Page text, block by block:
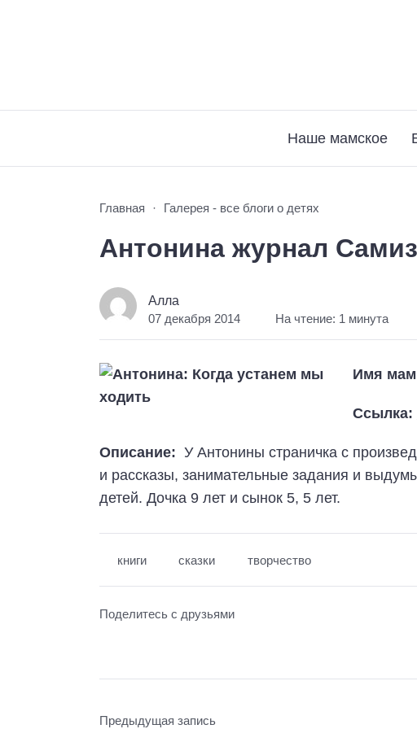
Наше мамское
Главная Галерея - все блоги о детях
Антонина журнал
Алла
07 декабря 2014 На чтение: 1 минута
Имя
Ссылка:
Описание: У Антонины страничка с
и рассказы, занимательные задания и
детей. Дочка 9 лет и сынок 5, 5 лет.
книги сказки творчество
Поделитесь с друзьями
Предыдущая запись